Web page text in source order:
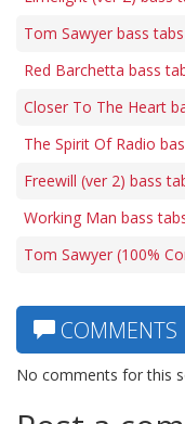
Tom Sawyer bass tabs
Red Barchetta bass
Closer To The Heart
The Spirit Of Radio
Freewill (ver 2) bass
Working Man bass
Tom Sawyer (100%
COMMENTS
No comments for this